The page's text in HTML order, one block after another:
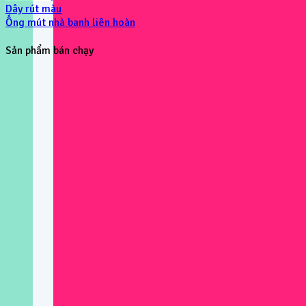
Dây rút màu
Ống mút nhà banh liên hoàn
Sản phẩm bán chạy